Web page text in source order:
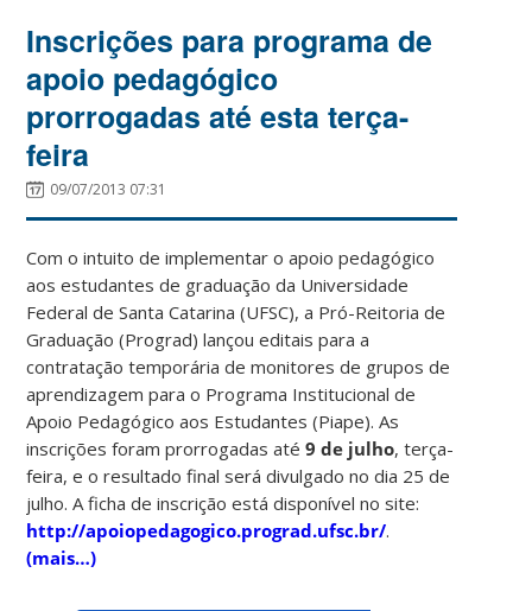
Inscrições para programa de
apoio pedagógico
prorrogadas até esta terça-
feira
09/07/2013 07:31
Com o intuito de implementar o apoio pedagógico
aos estudantes de graduação da Universidade
Federal de Santa Catarina (UFSC), a Pró-Reitoria de
Graduação (Prograd) lançou editais para a
contratação temporária de monitores de grupos de
aprendizagem para o Programa Institucional de
Apoio Pedagógico aos Estudantes (Piape). As
inscrições foram prorrogadas até9 de julho, terça-
feira, e o resultado final será divulgado no dia 25 de
julho. A ficha de inscrição está disponível no site:
http://apoiopedagogico.prograd.ufsc.br/.
(mais…)